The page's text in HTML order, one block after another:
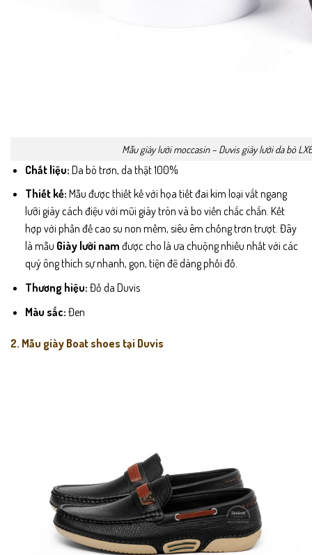
Mẫu giày lười moccasin – Duvisgiày lười da bò
Chất liệu: Da bò trơn, da thật 100%
Thiết kế: Mẫu được thiết kế với họa tiết đai kim loại vắt ngang
lưỡi giày cách điệu với mũi giày tròn và bo viền chắc chắn. Kết
hợp với phần đế cao su non mềm, siêu êm chống trơn trượt. Đây
là mẫu Giày lười nam được cho là ưa chuộng nhiều nhất với các
quý ông thích sự nhanh, gọn, tiện đẽ dàng phối đồ.
Thương hiệu: Đồ da Duvis
Màu sắc: Đen
2. Mẫu giày Boat shoes tại Duvis